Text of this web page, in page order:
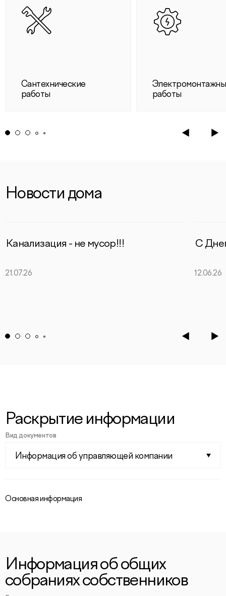
Сантехнические
работы
работы
Новости дома
Канализация - не мусор!!!
21.07.26
С
12.06.26
Раскрытие информации
Вид документов
Информация об управляющей компании
Основная информация
Информация об общих
собраниях собственников